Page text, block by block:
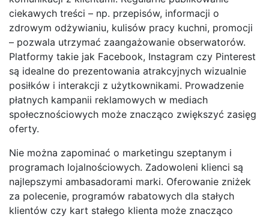
ciekawych treści – np. przepisów, informacji o
zdrowym odżywianiu, kulisów pracy kuchni, promocji
– pozwala utrzymać zaangażowanie obserwatorów.
Platformy takie jak Facebook, Instagram czy Pinterest
są idealne do prezentowania atrakcyjnych wizualnie
posiłków i interakcji z użytkownikami. Prowadzenie
płatnych kampanii reklamowych w mediach
społecznościowych może znacząco zwiększyć zasięg
oferty.
Nie można zapominać o marketingu szeptanym i
programach lojalnościowych. Zadowoleni klienci są
najlepszymi ambasadorami marki. Oferowanie zniżek
za polecenie, programów rabatowych dla stałych
klientów czy kart stałego klienta może znacząco